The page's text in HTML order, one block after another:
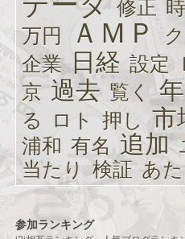
修正
万円
ＡＭＰ
企業 日経 設定
京 過去 覧く
る ロト 押し 市
浦和 有名 追加
当たり 検証 あ
参加ランキング